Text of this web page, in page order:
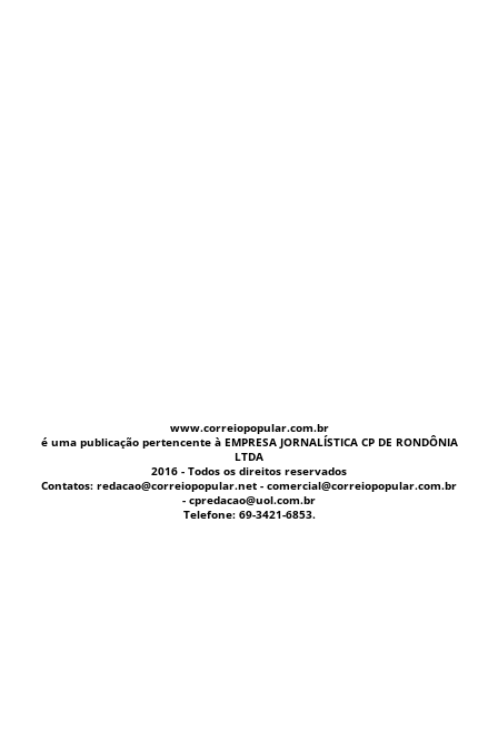
www.correiopopular.com.br
é uma publicação pertencente à EMPRESA JORNALÍSTICA CP DE RONDÔNIA
LTDA
2016 - Todos os direitos reservados
Contatos: redacao@correiopopular.net - comercial@correiopopular.com.br
- cpredacao@uol.com.br
Telefone: 69-3421-6853.